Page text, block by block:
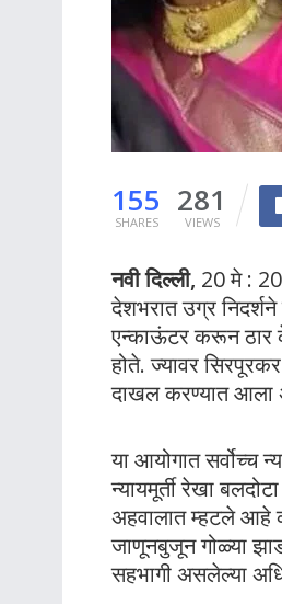
155
SHARES
281
VIEWS
नवी दिल्ली, 20 मे :
देशभरात उग्र
एन्काऊंटर करून ठार
होते. ज्यावर
दाखल करण्यात आला
या आयोगात सर्वोच्च
न्यायमूर्ती रेखा
अहवालात म्हटले आहे
जाणूनबुजून गोळ्या
सहभागी असलेल्या